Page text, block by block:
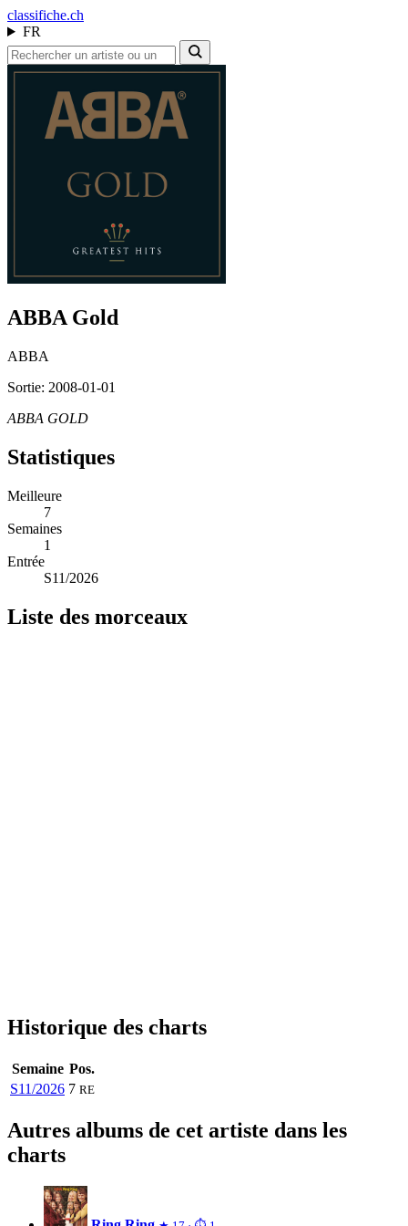
classifiche.ch
FR
ABBA Gold
ABBA
Sortie: 2008-01-01
ABBA GOLD
Statistiques
Meilleure
7
Semaines
1
Entrée
S11/2026
Liste des morceaux
Historique des charts
Semaine Pos.
S11/2026 7 RE
Autres albums de cet artiste dans les
charts